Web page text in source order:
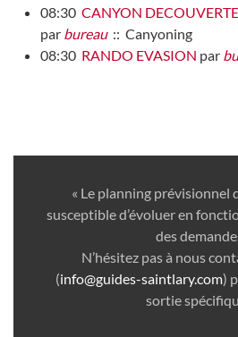
08:30 CANYON DECOUVERTE
par bureau:: Canyoning
08:30 RANDO EVASION par
« Le planning prévisionnel
susceptible d’évoluer en
des
N’hésitez pas à nous
(info@guides-saintlary.com)
sortie